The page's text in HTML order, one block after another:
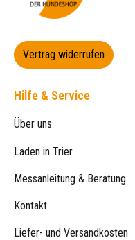
Vertrag widerrufen
Hilfe & Service
Über uns
Laden in Trier
Messanleitung & Beratung
Kontakt
Liefer- und Versandkosten